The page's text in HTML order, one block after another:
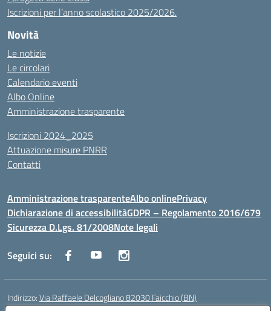
Iscrizioni per l’anno scolastico 2025/2026.
Novità
Le notizie
Le circolari
Calendario eventi
Albo Online
Amministrazione trasparente
Iscrizioni 2024_2025
Attuazione misure PNRR
Contatti
Amministrazione trasparenteAlbo onlinePrivacy
Dichiarazione di accessibilitàGDPR – Regolamento 2016/679
Sicurezza D.Lgs. 81/2008Note legali
Seguici su:
Indirizzo:Via Raffaele Delcogliano 82030 Faicchio (BN)